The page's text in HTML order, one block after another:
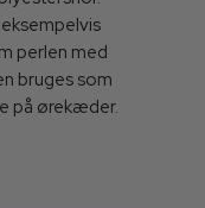
perlen med
bruges som
på ørekæder.